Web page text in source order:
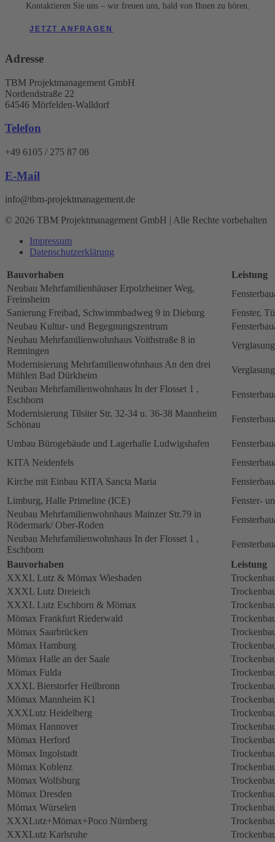
Kontaktieren Sie uns – wir freuen uns, bald von Ihnen zu hören.
J ETZT A N F R A G E N
Adresse
TBM Projektmanagement GmbH
Nordendstraße 22
64546 Mörfelden-Walldorf
Telefon
+49 6105 / 275 87 08
E-Mail
info@tbm-projektmanagement.de
© 2026 TBM Projektmanagement GmbH | Alle Rechte vorbehalten
Impressum
Datenschutz­erklärung
Bauvorhaben
Leistung
Neubau Mehrfamilienhäuser Erpolzheimer Weg,
Freinsheim
Sanierung Freibad, Schwimmbadweg 9 in Dieburg
Fenster,
Neubau Kultur- und Begegnungszentrum
Neubau Mehrfamilienwohnhaus Voithstraße 8 in
Renningen
Modernisierung Mehrfamilienwohnhaus An den drei
Mühlen Bad Dürkheim
Neubau Mehrfamilienwohnhaus In der Flosset 1 ,
Eschborn
Modernisierung Tilsiter Str. 32-34 u. 36-38 Mannheim
Schönau
Umbau Bürogebäude und Lagerhalle Ludwigshafen
KITA Neidenfels
Kirche mit Einbau KITA Sancta Maria
Limburg, Halle Primeline (ICE)
Fenster-
Neubau Mehrfamilienwohnhaus Mainzer Str.79 in
Rödermark/ Ober-Roden
Neubau Mehrfamilienwohnhaus In der Flosset 1 ,
Eschborn
Bauvorhaben
Leistung
XXXL Lutz & Mömax Wiesbaden
XXXL Lutz Dreieich
XXXL Lutz Eschborn & Mömax
Mömax Frankfurt Riederwald
Mömax Saarbrücken
Mömax Hamburg
Mömax Halle an der Saale
Mömax Fulda
XXXL Bierstorfer Heilbronn
Mömax Mannheim K1
XXXLutz Heidelberg
Mömax Hannover
Mömax Herford
Mömax Ingolstadt
Mömax Koblenz
Mömax Wolfsburg
Mömax Dresden
Mömax Würselen
XXXLutz+Mömax+Poco Nürnberg
XXXLutz Karlsruhe